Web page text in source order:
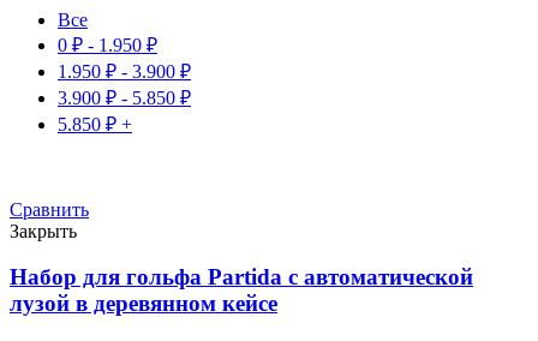
Все
0 ₽ - 1.950 ₽
1.950 ₽ - 3.900 ₽
3.900 ₽ - 5.850 ₽
5.850 ₽ +
Сравнить
Закрыть
Набор для гольфа Partida c автоматической
лузой в деревянном кейсе